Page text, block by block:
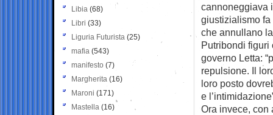
cannoneggiava
giustizialismo fa
che annullano
Putribondi figuri
governo Letta:
repulsione. Il
loro posto
e
Ora invece, con
Libia (68)
Libri (33)
Liguria Futurista (25)
mafia (543)
manifesto (7)
Margherita (16)
Maroni (171)
Mastella (16)